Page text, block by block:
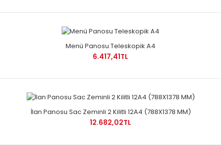
Menü Panosu Teleskopik A4
6.417,41TL
İlan Panosu Sac Zeminli 2 Kilitli 12A4 (788X1378 MM)
12.682,02TL